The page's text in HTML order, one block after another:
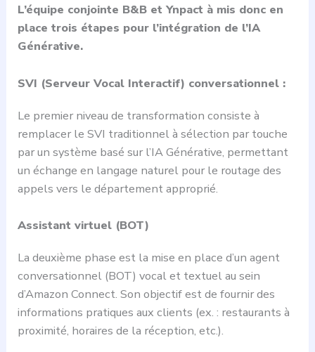
L’équipe conjointe B&B et Ynpact à mis donc en
place trois étapes pour l’intégration de l’IA
Générative.
SVI (Serveur Vocal Interactif) conversationnel :
Le premier niveau de transformation consiste à
remplacer le SVI traditionnel à sélection par touche
par un système basé sur l’IA Générative, permettant
un échange en langage naturel pour le routage des
appels vers le département approprié.
Assistant virtuel (BOT)
La deuxième phase est la mise en place d’un agent
conversationnel (BOT) vocal et textuel au sein
d’Amazon Connect. Son objectif est de fournir des
informations pratiques aux clients (ex. : restaurants à
proximité, horaires de la réception, etc.).